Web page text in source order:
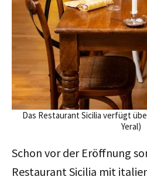
Das Restaurant Sicilia verfügt
Yeral)
Schon vor der Eröffnung
Restaurant Sicilia mit